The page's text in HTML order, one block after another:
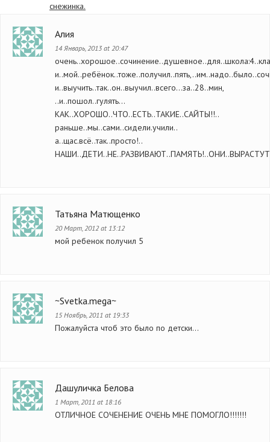
снежинка.
Алия
14 Январь, 2013 at 20:47
и..выучить..так..он..выучил..всего…за..28..мин,
..и..пошол..гулять…
КАК..ХОРОШО..ЧТО..ЕСТЬ..ТАКИЕ..САЙТЫ!!..
раньше..мы..сами..сидели.учили..
а..щас.всё..так..просто!..
Татьяна Матющенко
20 Март, 2012 at 13:12
мой ребенок получил 5
~Svetka.mega~
15 Ноябрь, 2011 at 19:33
Пожалуйста чтоб это было по детски…
Дашуличка Белова
1 Март, 2011 at 18:16
ОТЛИЧНОЕ СОЧЕНЕНИЕ ОЧЕНЬ МНЕ ПОМОГЛО!!!!!!!